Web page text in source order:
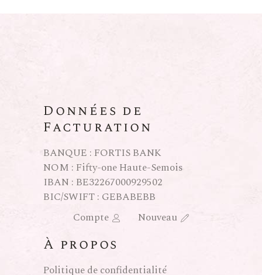
À propos
Politique de confidentialité
Données de
Facturation
BANQUE : FORTIS BANK
NOM : Fifty-one Haute-Semois
IBAN : BE32267000929502
BIC/SWIFT : GEBABEBB
Compte
Nouveau